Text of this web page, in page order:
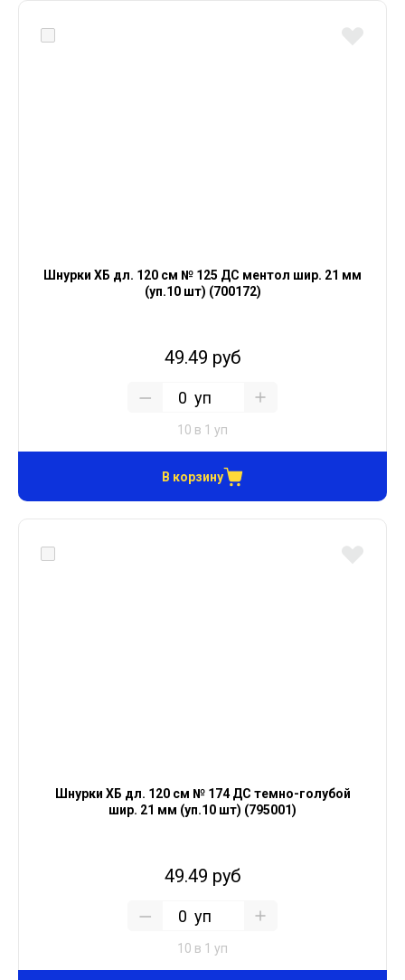
Шнурки ХБ дл. 120 см № 125 ДС ментол шир. 21 мм
(уп.10 шт) (700172)
49.49 руб
уп
10 в 1 уп
В корзину
Шнурки ХБ дл. 120 см № 174 ДС темно-голубой
шир. 21 мм (уп.10 шт) (795001)
49.49 руб
уп
10 в 1 уп